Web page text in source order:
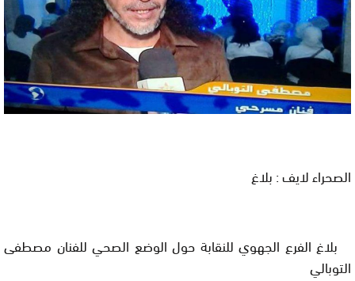
الصحراء لايف : بلاغ
بلاغ الفرع الجهوي للنقابة حول الوضع الصحي للفنان مصطفى
التوبالي